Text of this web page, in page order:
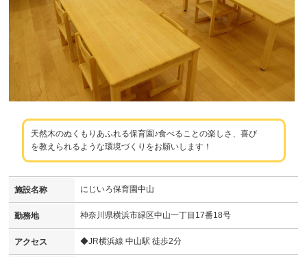
天然木のぬくもりあふれる保育園♪食べることの楽しさ、喜び
を教えられるような環境づくりをお願いします！
施設名称 にじいろ保育園中山
勤務地 神奈川県横浜市緑区中山一丁目17番18号
アクセス ◆JR横浜線 中山駅 徒歩2分